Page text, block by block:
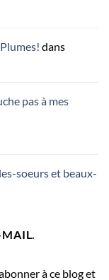
dans
pas à mes
soeurs et beaux-
MAIL.
à ce blog et